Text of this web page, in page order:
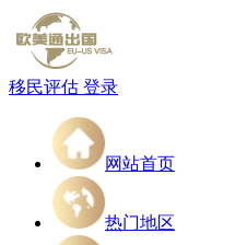
移民评估 登录
网站首页
热门地区